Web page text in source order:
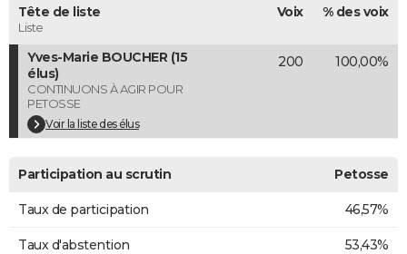
Dictionnaire
Biographies
Citations
Expressions
Proverbes
PROGRAMME TV
COPAINS D'AVANT
S'inscrire
Se connecter
Lycées
Collèges
Primaires
Universités
Entreprises
Service militaire
Avis de recherche
AVIS DE DÉCÈS
FORUM
Bricolage
Lifestyle
Culture
Sport
Auto
Television
Voyage
Cinema
Tête de liste
Liste
Voix % des voix
Yves-Marie BOUCHER (15
élus)
CONTINUONS À AGIR POUR
PETOSSE
Voir la liste des élus
200 100,00%
Participation au scrutin Petosse
Taux de participation 46,57%
Taux d'abstention 53,43%